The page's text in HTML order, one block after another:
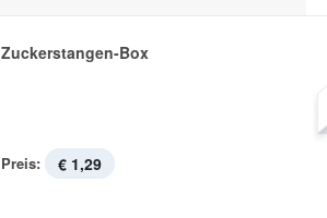
Zuckerstangen-Box
Preis: € 1,29